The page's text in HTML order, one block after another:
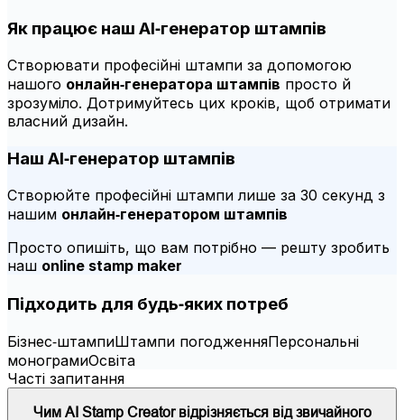
Як працює наш AI‑генератор штампів
Створювати професійні штампи за допомогою
нашого онлайн‑генератора штампів просто й
зрозуміло. Дотримуйтесь цих кроків, щоб отримати
власний дизайн.
Наш AI‑генератор штампів
Створюйте професійні штампи лише за 30 секунд з
нашим онлайн‑генератором штампів
Просто опишіть, що вам потрібно — решту зробить
наш online stamp maker
Підходить для будь‑яких потреб
Бізнес‑штампиШтампи погодженняПерсональні
монограмиОсвіта
Часті запитання
Чим AI Stamp Creator відрізняється від звичайного